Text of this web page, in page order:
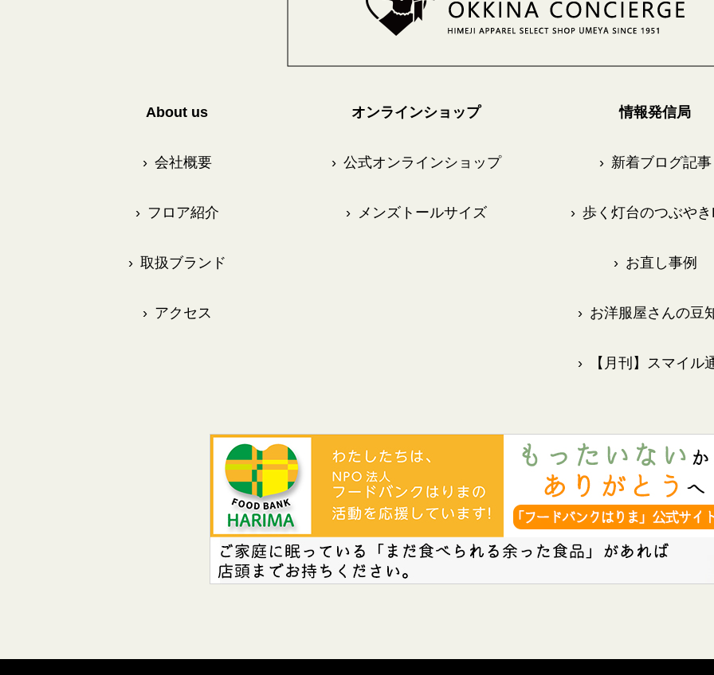
About us
›会社概要
›フロア紹介
›取扱ブランド
›アクセス
オンラインショップ
›公式オンラインショップ
›メンズトールサイズ
情報発信局
›新着ブログ記事
›歩く灯台のつぶやき
›お直し事例
›お洋服屋さんの豆
›【月刊】スマイル